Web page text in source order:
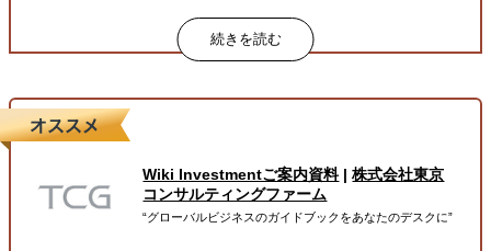
総合商社出身社をはじめ、経験豊富な専門チームが巻き取
月額定額で、商社機能を “まるごと”一括代行
属するジャンル
海外進出総合支援 販路拡大（営業代行・販売代理店探し）
輸出入・貿易・通関
Wiki Investmentご案内資料|株式会社東京
コンサルティングファーム
“グローバルビジネスのガイドブックをあなたのデスクに”